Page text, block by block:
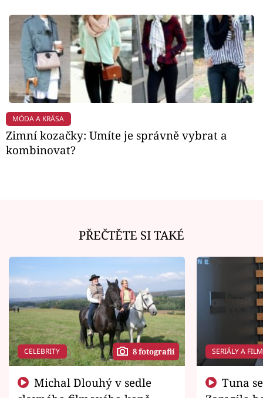
MÓDA A KRÁSA
Zimní kozačky: Umíte je správně vybrat a
kombinovat?
PŘEČTĚTE SI TAKÉ
CELEBRITY 8 fotografií SERIÁLY A